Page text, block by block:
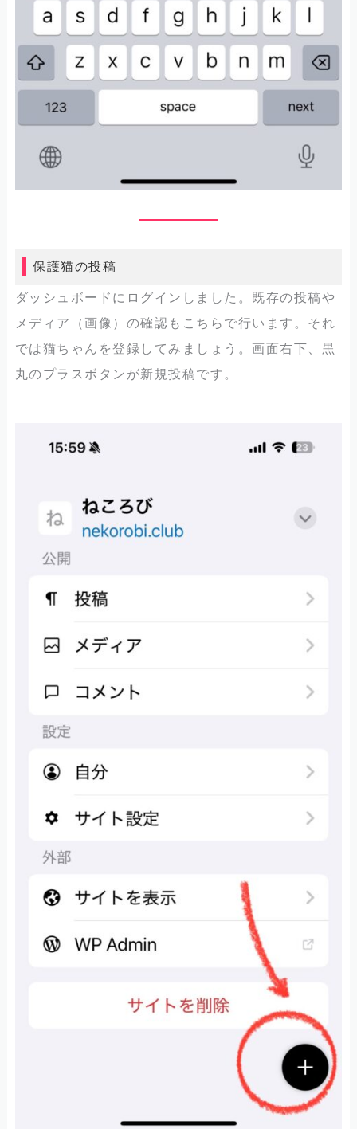
保護猫の投稿
ダッシュボードにログインしました。既存の投稿や
メディア（画像）の確認もこちらで行います。それ
では猫ちゃんを登録してみましょう。画面右下、黒
丸のプラスボタンが新規投稿です。